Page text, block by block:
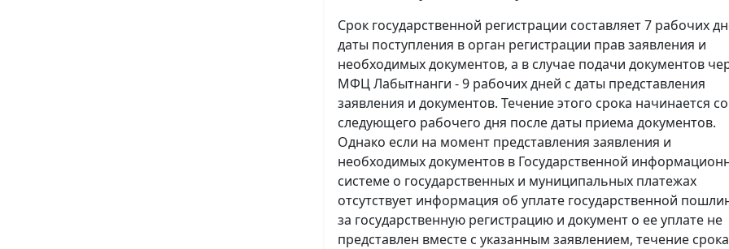
Срок государственной регистрации составляет 7 рабочих
даты поступления в орган регистрации прав заявления и
необходимых документов, а в случае подачи документов
МФЦ Лабытнанги - 9 рабочих дней с даты представления
заявления и документов. Течение этого срока начинается со
следующего рабочего дня после даты приема документов.
Однако если на момент представления заявления и
необходимых документов в Государственной
системе о государственных и муниципальных платежах
отсутствует информация об уплате государственной
за государственную регистрацию и документ о ее уплате не
представлен вместе с указанным заявлением, течение срока